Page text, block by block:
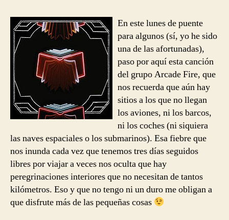
–
Cars
Go
En este lunes de puente
para algunos (sí, yo he sido
una de las afortunadas),
paso por aquí esta canción
del grupo Arcade Fire, que
nos recuerda que aún hay
sitios a los que no llegan
los aviones, ni los barcos,
ni los coches (ni siquiera
las naves espaciales o los submarinos). Esa fiebre que
nos inunda cada vez que tenemos tres días seguidos
libres por viajar a veces nos oculta que hay
peregrinaciones interiores que no necesitan de tantos
kilómetros. Eso y que no tengo ni un duro me obligan a
que disfrute más de las pequeñas cosas